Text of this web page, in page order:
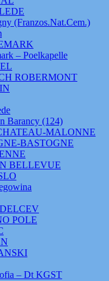
(Franzos.Nat.Cem.)
– Poelkapelle
ROBERMONT
Barancy (124)
MALONNE
BASTOGNE
BELLEVUE
POLE
– Dt KGST